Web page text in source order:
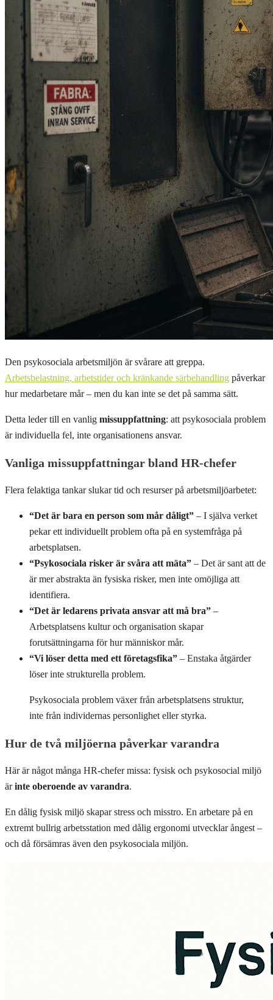
Den psykosociala arbetsmiljön är svårare att greppa.
Arbetsbelastning, arbetstider och kränkande särbehandling påverkar
hur medarbetare mår – men du kan inte se det på samma sätt.
Detta leder till en vanlig missuppfattning: att psykosociala problem
är individuella fel, inte organisationens ansvar.
Vanliga missuppfattningar bland HR-chefer
Flera felaktiga tankar slukar tid och resurser på arbetsmiljöarbetet:
“Det är bara en person som mår dåligt” – I själva verket
pekar ett individuellt problem ofta på en systemfråga på
arbetsplatsen.
“Psykosociala risker är svåra att mäta” – Det är sant att de
är mer abstrakta än fysiska risker, men inte omöjliga att
identifiera.
“Det är ledarens privata ansvar att må bra” –
Arbetsplatsens kultur och organisation skapar
forutsättningarna för hur människor mår.
“Vi löser detta med ett företagsfika” – Enstaka åtgärder
löser inte strukturella problem.
Psykosociala problem växer från arbetsplatsens struktur,
inte från individernas personlighet eller styrka.
Hur de två miljöerna påverkar varandra
Här är något många HR-chefer missa: fysisk och psykosocial miljö
ärinte oberoende av varandra.
En dålig fysisk miljö skapar stress och misstro. En arbetare på en
extremt bullrig arbetsstation med dålig ergonomi utvecklar ångest –
och då försämras även den psykosociala miljön.